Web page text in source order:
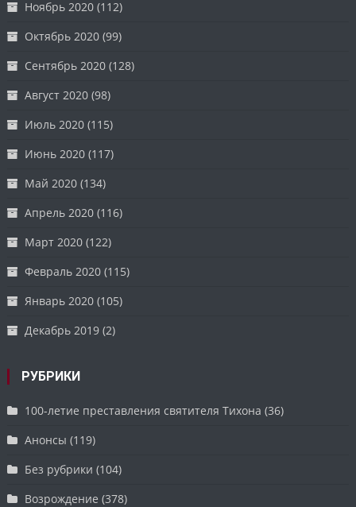
Ноябрь 2020 (112)
Октябрь 2020 (99)
Сентябрь 2020 (128)
Август 2020 (98)
Июль 2020 (115)
Июнь 2020 (117)
Май 2020 (134)
Апрель 2020 (116)
Март 2020 (122)
Февраль 2020 (115)
Январь 2020 (105)
Декабрь 2019 (2)
РУБРИКИ
100-летие преставления святителя Тихона (36)
Анонсы (119)
Без рубрики (104)
Возрождение (378)